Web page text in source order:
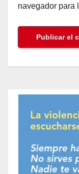
navegador para